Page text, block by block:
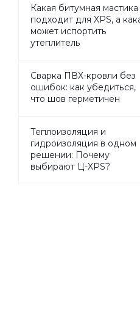
Какая битумная мастика
подходит для XPS, а
может испортить
утеплитель
Сварка ПВХ-кровли без
ошибок: как убедиться,
что шов герметичен
Теплоизоляция и
гидроизоляция в одном
решении: Почему
выбирают Ц-XPS?